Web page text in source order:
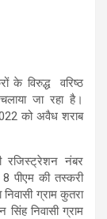
के विरुद्ध वरिष्ठ
जा रहा है।
को अवैध शराब
रजिस्ट्रेशन नंबर
पीएम की तस्करी
ग्राम कुतरा
निवासी ग्राम